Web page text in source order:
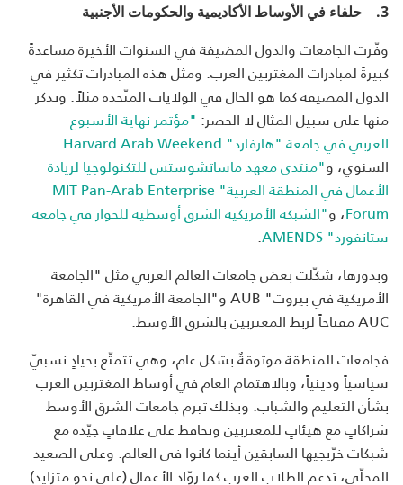
3. حلفاء في الأوساط الأكاديمية والحكومات الأجنبية
وفّرت الجامعات والدول المضيفة في السنوات الأخيرة مساعدةً
كبيرةً لمبادرات المغتربين العرب. ومثل هذه المبادرات تكثير في
الدول المضيفة كما هو الحال في الولايات المتّحدة مثلاً. ونذكر
منها على سبيل المثال لا الحصر: "مؤتمر نهاية الأسبوع
العربي في جامعة "هارفارد" Harvard Arab Weekend
السنوي، و"منتدى معهد ماساتشوستس للتكنولوجيا لريادة
الأعمال في المنطقة العربية" MIT Pan-Arab Enterprise
Forum، و"الشبكة الأمريكية الشرق أوسطية للحوار في جامعة
ستانفورد" AMENDS
.
وبدورها، شكّلت بعض جامعات العالم العربي مثل "الجامعة
الأمريكية في بيروت" AUB و"الجامعة الأمريكية في القاهرة"
AUC مفتاحاً لربط المغتربين بالشرق الأوسط.
فجامعات المنطقة موثوقةٌ بشكل عام، وهي تتمتّع بحيادٍ نسبيّ
سياسياً ودينياً، وبالاهتمام العام في أوساط المغتربين العرب
بشأن التعليم والشباب. وبذلك تبرم جامعات الشرق الأوسط
شراكاتٍ مع هيئاتٍ للمغتربين وتحافظ على علاقاتٍ جيّدة مع
شبكات خرّيجيها السابقين أينما كانوا في العالم. وعلى الصعيد
المحلّي، تدعم الطلاب العرب كما روّاد الأعمال (على نحوٍ متزايد)